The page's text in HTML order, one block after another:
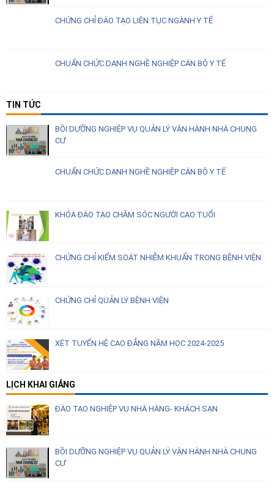
CHỨNG CHỈ ĐÀO TẠO LIÊN TỤC NGÀNH Y TẾ
CHUẨN CHỨC DANH NGHỀ NGHIỆP CÁN BỘ Y TẾ
TIN TỨC
BỒI DƯỠNG NGHIỆP VỤ QUẢN LÝ VẬN HÀNH NHÀ CHUNG
CƯ
CHUẨN CHỨC DANH NGHỀ NGHIỆP CÁN BỘ Y TẾ
KHÓA ĐÀO TẠO CHĂM SÓC NGƯỜI CAO TUỔI
CHỨNG CHỈ KIỂM SOÁT NHIỄM KHUẨN TRONG BỆNH VIỆN
CHỨNG CHỈ QUẢN LÝ BỆNH VIỆN
XÉT TUYỂN HỆ CAO ĐẲNG NĂM HỌC 2024-2025
LỊCH KHAI GIẢNG
ĐÀO TẠO NGHIỆP VỤ NHÀ HÀNG- KHÁCH SẠN
BỒI DƯỠNG NGHIỆP VỤ QUẢN LÝ VẬN HÀNH NHÀ CHUNG
CƯ